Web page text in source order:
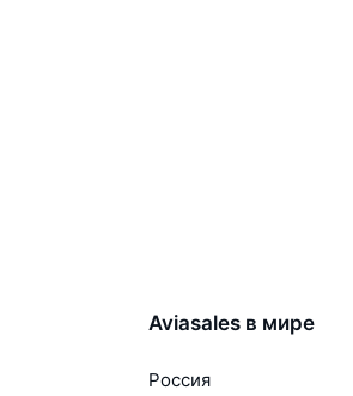
Aviasales в мире
Россия